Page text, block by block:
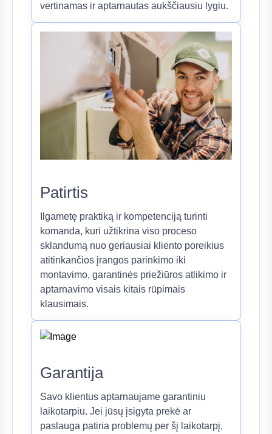
vertinamas ir aptarnautas aukščiausiu lygiu.
Patirtis
Ilgametę praktiką ir kompetenciją turinti
komanda, kuri užtikrina viso proceso
sklandumą nuo geriausiai kliento poreikius
atitinkančios įrangos parinkimo iki
montavimo, garantinės priežiūros atlikimo ir
aptarnavimo visais kitais rūpimais
klausimais.
Garantija
Savo klientus aptarnaujame garantiniu
laikotarpiu. Jei jūsų įsigyta prekė ar
paslauga patiria problemų per šį laikotarpį,